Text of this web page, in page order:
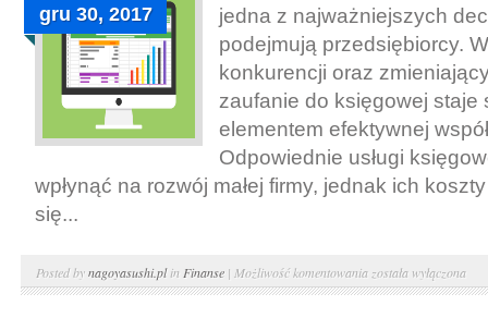
ubezpieczenie
zdrowotne
gru 30, 2017
jedna z najważniejszych
podejmują przedsiębiorcy.
konkurencji oraz
zaufanie do księgowej staje
elementem efektywnej
Odpowiednie usługi
wpłynąć na rozwój małej firmy, jednak ich
się...
Posted bynagoyasushi.plin Finanse | Możliwość komentowania Zaufanie
do
została wyłączona